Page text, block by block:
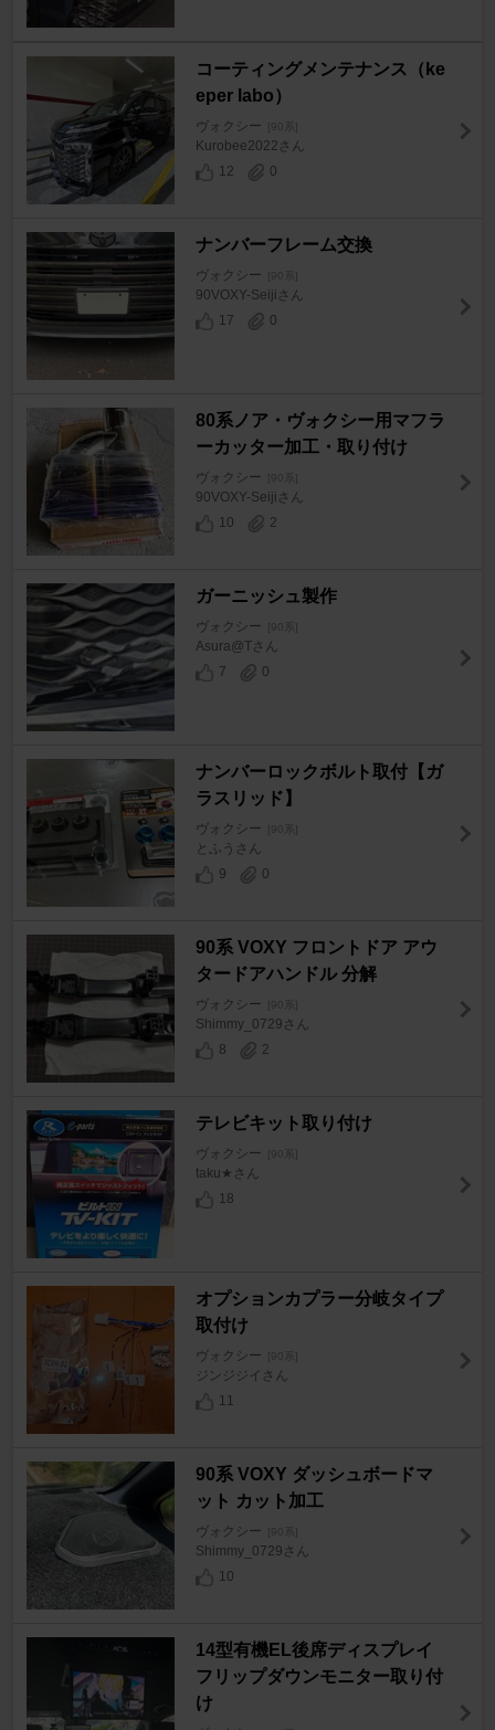
コーティングメンテナンス（ke
eper labo）
ヴォクシー [90系]
Kurobee2022さん
12
0
ナンバーフレーム交換
ヴォクシー [90系]
90VOXY-Seijiさん
17
0
80系ノア・ヴォクシー用マフラ
ーカッター加工・取り付け
ヴォクシー [90系]
90VOXY-Seijiさん
10
2
ガーニッシュ製作
ヴォクシー [90系]
Asura@Tさん
7
0
ナンバーロックボルト取付【ガ
ラスリッド】
ヴォクシー [90系]
とふうさん
9
0
90系 VOXY フロントドア アウ
タードアハンドル 分解
ヴォクシー [90系]
Shimmy_0729さん
8
2
テレビキット取り付け
ヴォクシー [90系]
taku★さん
18
オプションカプラー分岐タイプ
取付け
ヴォクシー [90系]
ジンジジイさん
11
90系 VOXY ダッシュボードマ
ット カット加工
ヴォクシー [90系]
Shimmy_0729さん
10
14型有機EL後席ディスプレイ
フリップダウンモニター取り付
け